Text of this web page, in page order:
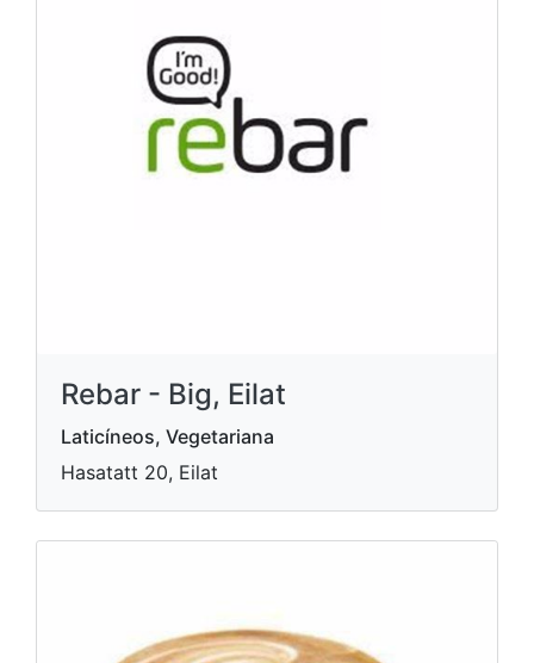
Rebar - Big, Eilat
Laticíneos, Vegetariana
Hasatatt 20, Eilat